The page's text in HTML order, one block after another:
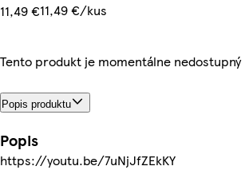
11,49 €11,49 €/kus
Tento produkt je momentálne nedostupný
Popis produktu
Popis
https://youtu.be/7uNjJfZEkKY